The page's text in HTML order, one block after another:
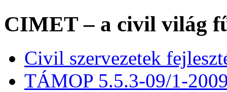
CIMET – a civil világ
Civil szervezetek
TÁMOP 5.5.3-09/1-